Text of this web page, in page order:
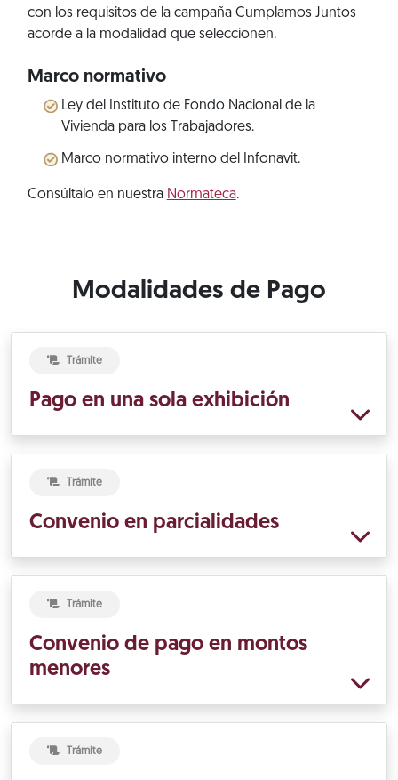
con los requisitos de la campaña Cumplamos Juntos
acorde a la modalidad que seleccionen.
Marco normativo
Ley del Instituto de Fondo Nacional de la
Vivienda para los Trabajadores.
Marco normativo interno del Infonavit.
Consúltalo en nuestra Normateca.
Modalidades de Pago
Trámite
Pago en una sola exhibición
Trámite
Convenio en parcialidades
Trámite
Convenio de pago en montos
menores
Trámite